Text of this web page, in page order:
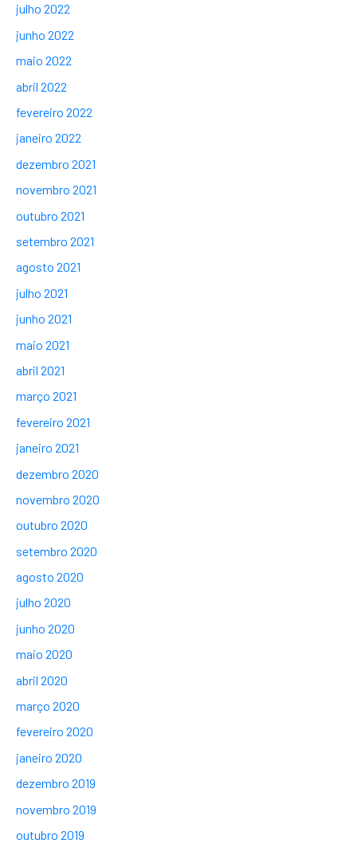
julho 2022
junho 2022
maio 2022
abril 2022
fevereiro 2022
janeiro 2022
dezembro 2021
novembro 2021
outubro 2021
setembro 2021
agosto 2021
julho 2021
junho 2021
maio 2021
abril 2021
março 2021
fevereiro 2021
janeiro 2021
dezembro 2020
novembro 2020
outubro 2020
setembro 2020
agosto 2020
julho 2020
junho 2020
maio 2020
abril 2020
março 2020
fevereiro 2020
janeiro 2020
dezembro 2019
novembro 2019
outubro 2019